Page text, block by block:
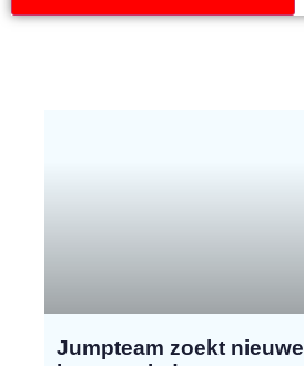
Jumpteam zoekt nieuwe